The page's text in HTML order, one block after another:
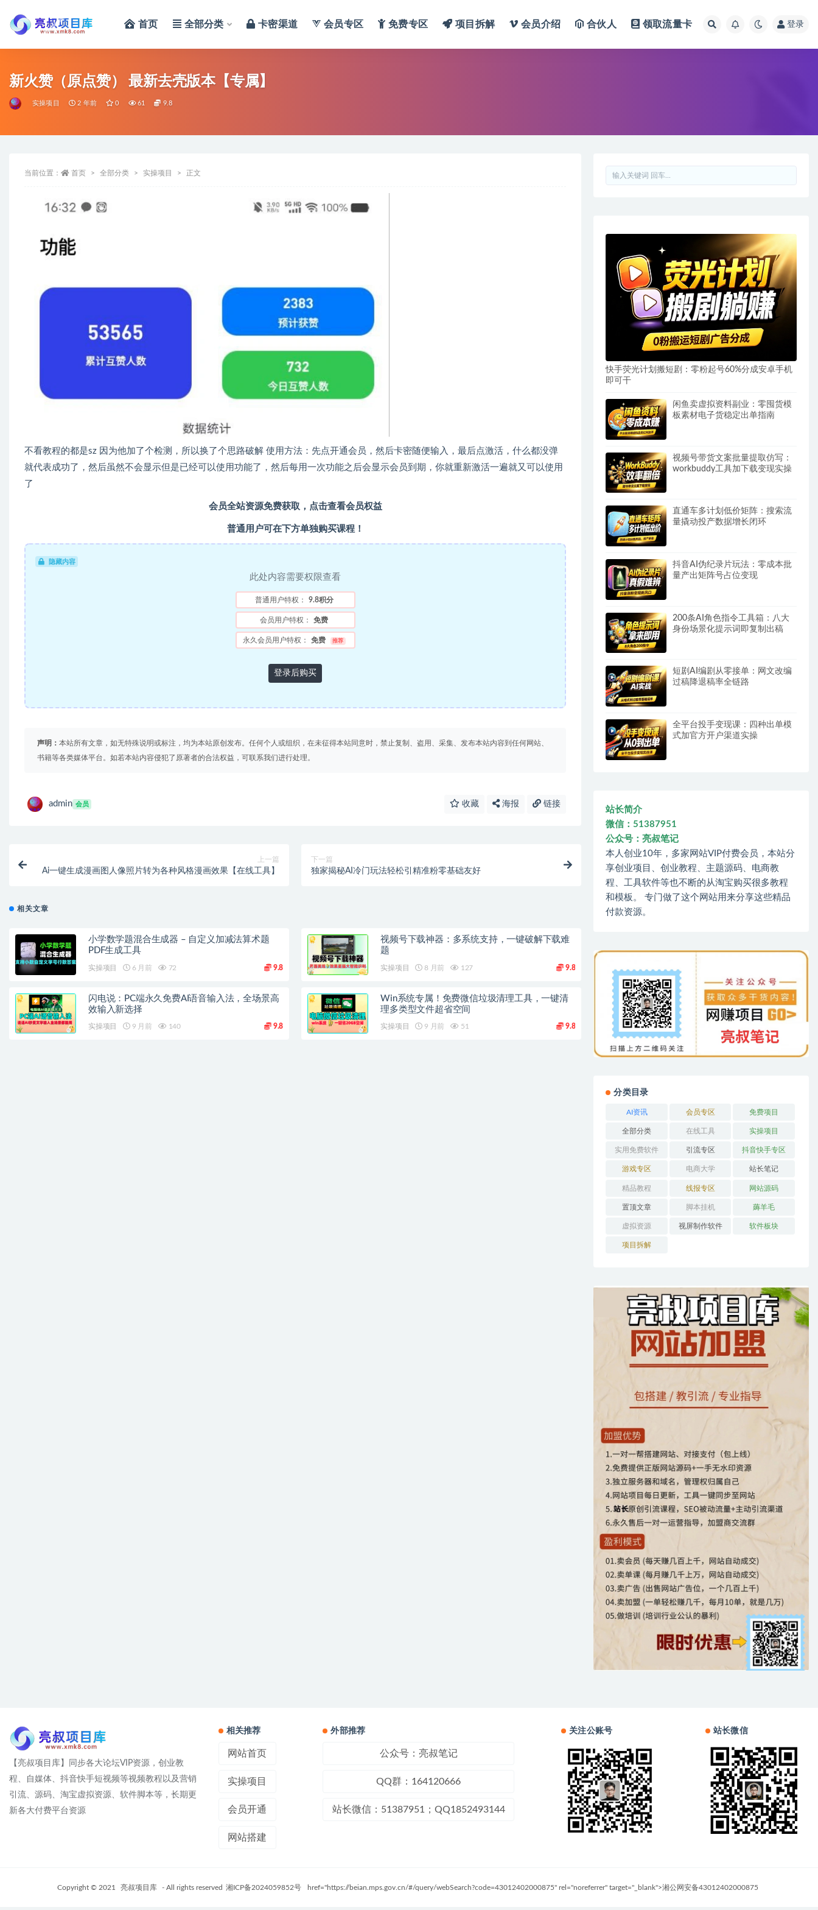
首页 全部分类 卡密渠道 会员专区 免费专区 项目拆解 会员介绍 合伙人 领取流量卡 登录
新火赞（原点赞） 最新去壳版本【专属】
实操项目 2 年前 0 61 9.8
当前位置： 首页 全部分类 实操项目 正文
不看教程的都是sz 因为他加了个检测，所以换了个思路破解 使用方法：先点开通会员，然后卡密随便输入，最后点激活，什么都没弹
就代表成功了，然后虽然不会显示但是已经可以使用功能了，然后每用一次功能之后会显示会员到期，你就重新激活一遍就又可以使用
了
会员全站资源免费获取，点击查看会员权益
普通用户可在下方单独购买课程！
隐藏内容
此处内容需要权限查看
普通用户特权： 9.8积分
会员用户特权： 免费
永久会员用户特权： 免费 推荐
登录后购买
声明： 本站所有文章，如无特殊说明或标注，均为本站原创发布。任何个人或组织，在未征得本站同意时，禁止复制、盗用、采集、发布本站内容到任何网站、
书籍等各类媒体平台。如若本站内容侵犯了原著者的合法权益，可联系我们进行处理。
admin 会员 收藏 海报 链接
上一篇
Ai一键生成漫画图人像照片转为各种风格漫画效果【在线工具】
下一篇
独家揭秘AI冷门玩法轻松引精准粉零基础友好
相关文章
小学数学题混合生成器 – 自定义加减法算术题
PDF生成工具
实操项目 6 月前 72 9.8
视频号下载神器：多系统支持，一键破解下载难
题
实操项目 8 月前 127 9.8
闪电说：PC端永久免费AI语音输入法，全场景高
效输入新选择
实操项目 9 月前 140 9.8
Win系统专属！免费微信垃圾清理工具，一键清
理多类型文件超省空间
实操项目 9 月前 51 9.8
快手荧光计划搬短剧：零粉起号60%分成安卓手机
即可干
闲鱼卖虚拟资料副业：零囤货模
板素材电子货稳定出单指南
视频号带货文案批量提取仿写：
workbuddy工具加下载变现实操
直通车多计划低价矩阵：搜索流
量撬动投产数据增长闭环
抖音AI伪纪录片玩法：零成本批
量产出矩阵号占位变现
200条AI角色指令工具箱：八大
身份场景化提示词即复制出稿
短剧AI编剧从零接单：网文改编
过稿降退稿率全链路
全平台投手变现课：四种出单模
式加官方开户渠道实操
站长简介
微信：51387951
公众号：亮叔笔记
本人创业10年，多家网站VIP付费会员，本站分
享创业项目、创业教程、主题源码、电商教
程、工具软件等也不断的从淘宝购买很多教程
和模板。 专门做了这个网站用来分享这些精品
付款资源。
分类目录
AI资讯 会员专区 免费项目
全部分类 在线工具 实操项目
实用免费软件 引流专区 抖音快手专区
游戏专区 电商大学 站长笔记
精品教程 线报专区 网站源码
置顶文章 脚本挂机 薅羊毛
虚拟资源 视屏制作软件 软件板块
项目拆解
【亮叔项目库】同步各大论坛VIP资源，创业教
程、自媒体、抖音快手短视频等视频教程以及营销
引流、源码、淘宝虚拟资源、软件脚本等，长期更
新各大付费平台资源
相关推荐
网站首页
实操项目
会员开通
网站搭建
外部推荐
公众号：亮叔笔记
QQ群：164120666
站长微信：51387951；QQ1852493144
关注公账号 站长微信
Copyright © 2021 亮叔项目库 - All rights reserved 湘ICP备2024059852号 href="https://beian.mps.gov.cn/#/query/webSearch?code=43012402000875" rel="noreferrer" target="_blank">湘公网安备43012402000875